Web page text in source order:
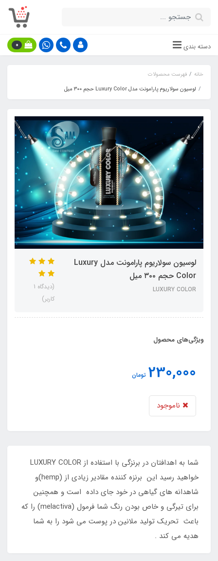
دسته بندی 0
خانه
فهرست محصولات
لوسیون سولاریوم پارامونت مدل Luxury Color حجم ۳۰۰ میل
لوسیون سولاریوم پارامونت مدل Luxury
Color حجم ۳۰۰ میل
LUXURY COLOR
(دیدگاه 1
کاربر)
ویژگی‌های محصول
230,000 تومان
ناموجود
شما به اهدافتان در برنزگى با استفاده از LUXURY COLOR
خواهيد رسيد اين برنزه كننده مقادير زيادى از (hemp)و
شاهدانه هاى گياهى در خود جاى داده است و همچنين
براى تيرگى و خاص بودن رنگ شما فرمول (melactiva) را كه
باعث تحريك توليد ملانين در پوست مى شود را به شما
هديه مى كند .